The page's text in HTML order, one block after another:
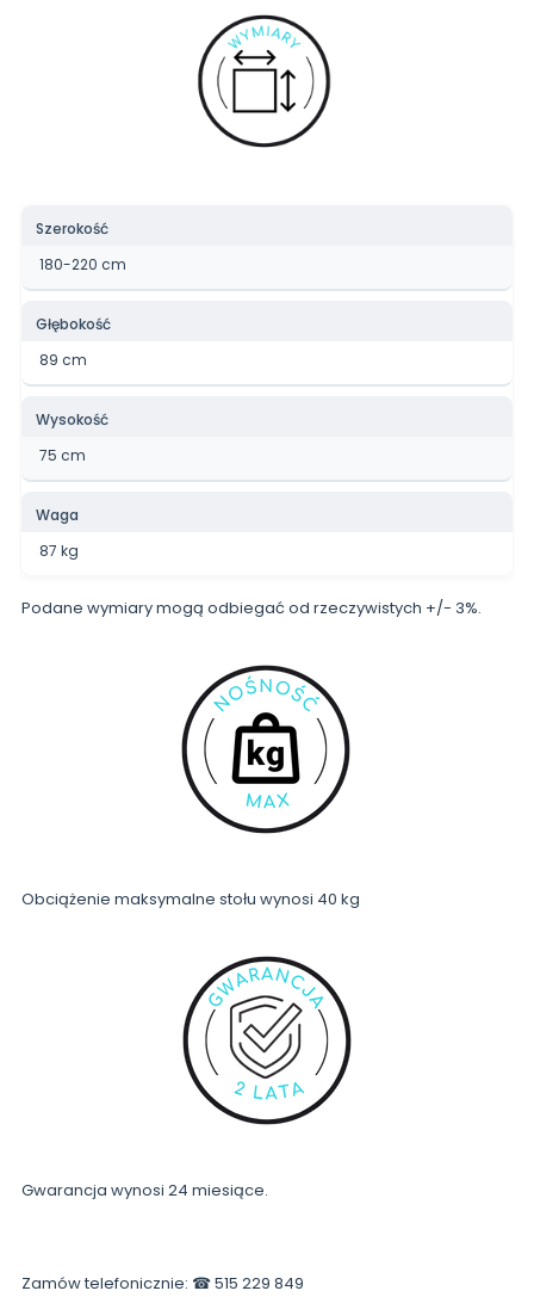
Szerokość
180-220 cm
Głębokość
89 cm
Wysokość
75 cm
Waga
87 kg
Podane wymiary mogą odbiegać od rzeczywistych +/- 3%.
Obciążenie maksymalne stołu wynosi 40 kg
Gwarancja wynosi 24 miesiące.
Zamów telefonicznie: ☎ 515 229 849